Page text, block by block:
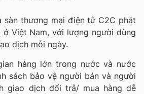
sàn thương mại điện tử C2C phát
ở Việt Nam, với lượng người dùng
dịch mỗi ngày.
hàng lớn trong nước và nước
sách bảo vệ người bán và người
giao dịch đổi trả/ mua hàng dễ